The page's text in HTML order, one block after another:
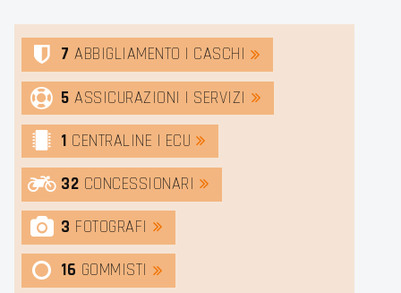
7 ABBIGLIAMENTO | CASCHI
5 ASSICURAZIONI | SERVIZI
1 CENTRALINE | ECU
32 CONCESSIONARI
3 FOTOGRAFI
16 GOMMISTI